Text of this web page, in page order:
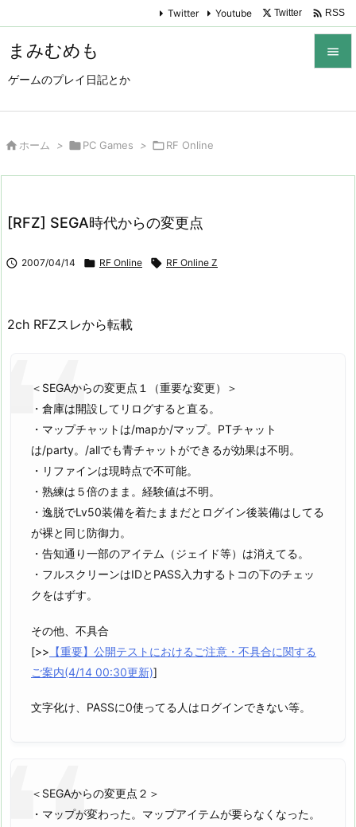
まみむめも
ゲームのプレイ日記とか

Twitter Youtube Twitter  RSS
 ホーム > PC Games > RF Online
[RFZ] SEGA時代からの変更点
 2007/04/14  RF Online  RF Online Z
2ch RFZスレから転載
＜SEGAからの変更点１（重要な変更）＞
・倉庫は開設してリログすると直る。
・マップチャットは/mapか/マップ。PTチャット
は/party。/allでも青チャットができるが効果は不明。
・リファインは現時点で不可能。
・熟練は５倍のまま。経験値は不明。
・逸脱でLv50装備を着たままだとログイン後装備はしてる
が裸と同じ防御力。
・告知通り一部のアイテム（ジェイド等）は消えてる。
・フルスクリーンはIDとPASS入力するトコの下のチェッ
クをはずす。
その他、不具合
[>> 【重要】公開テストにおけるご注意・不具合に関する
ご案内(4/14 00:30更新)]
文字化け、PASSに0使ってる人はログインできない等。
＜SEGAからの変更点２＞
・マップが変わった。マップアイテムが要らなくなった。